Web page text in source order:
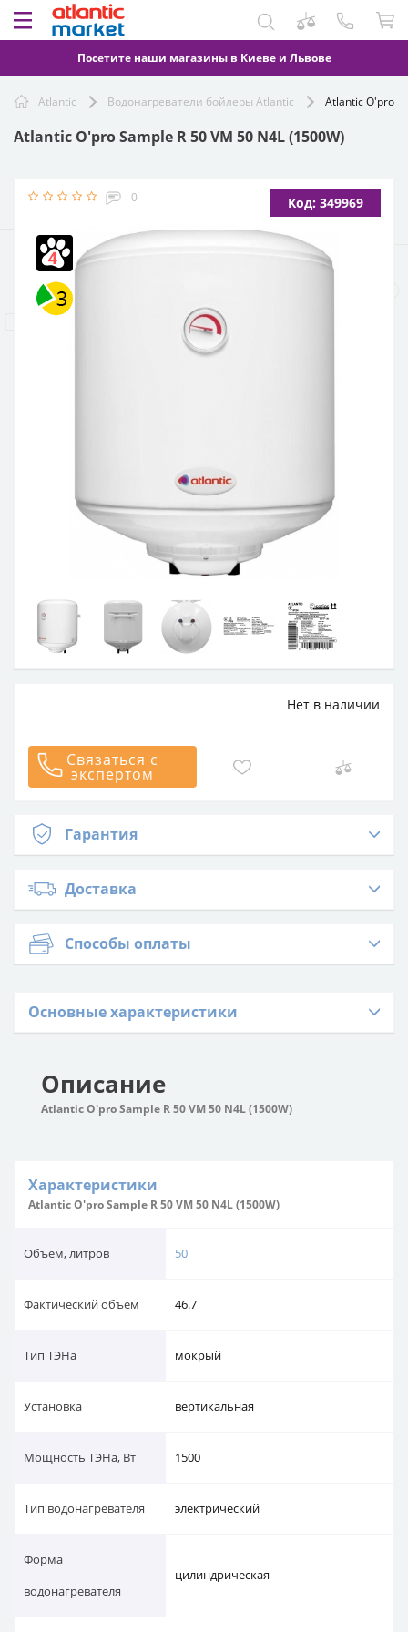
Посетите наши магазины в Киеве и Львове
Atlantic Водонагреватели бойлеры Atlantic Atlantic O'pro
Atlantic O'pro Sample R 50 VM 50 N4L (1500W)
0 Код: 349969
Основные характеристики
Нет в наличии
Связаться с
экспертом
Гарантия
Доставка
Способы оплаты
Описание
Atlantic O'pro Sample R 50 VM 50 N4L (1500W)
Характеристики
Atlantic O'pro Sample R 50 VM 50 N4L (1500W)
Объем, литров 50
Фактический объем 46.7
Тип ТЭНа мокрый
Установка вертикальная
Мощность ТЭНа, Вт 1500
Тип водонагревателя электрический
Форма
водонагревателя
цилиндрическая